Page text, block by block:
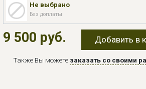
Не выбрано
Без доплаты
9 500 руб. Добавить в
Также Вы можете заказать со своими